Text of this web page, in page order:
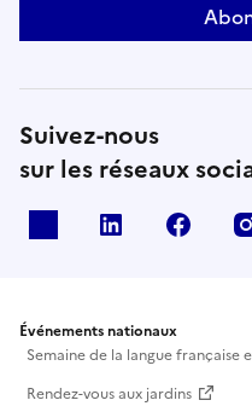
Suivez-nous
sur les réseaux
Linkedin
Événements nationaux
Semaine de la langue française
Rendez-vous aux jardins